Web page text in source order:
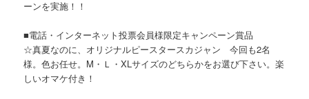
ーンを実施！！
■電話・インターネット投票会員様限定キャンペーン賞品
☆真夏なのに、オリジナルピースタースカジャン 今回も2名
様。色お任せ。M・Ｌ・XLサイズのどちらかをお選び下さい。楽
しいオマケ付き！